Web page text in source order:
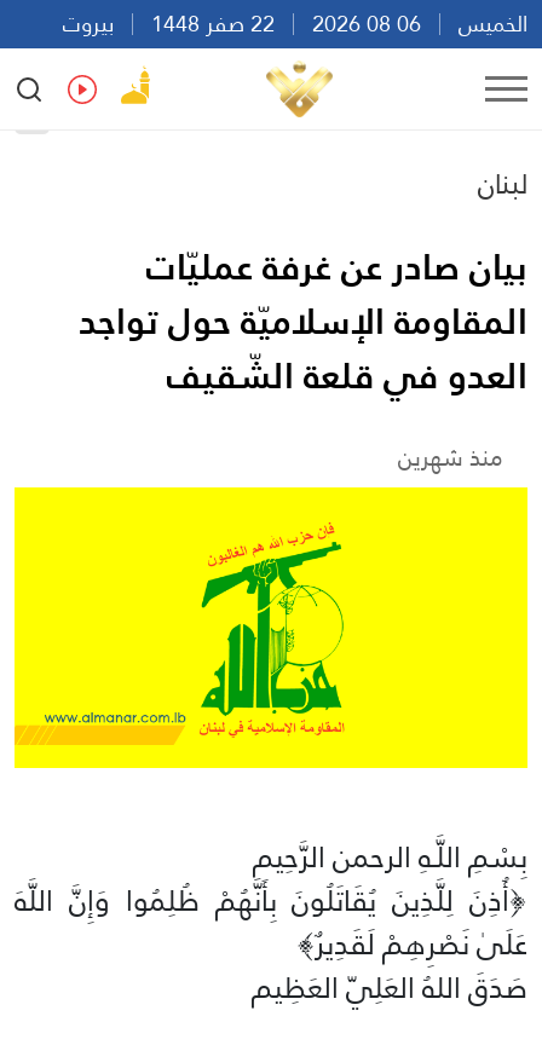
الخميس
بيروت
18:15
Ar
لبنان
بيان صادر عن غرفة عمليّات
المقاومة الإسلاميّة حول تواجد
العدو في قلعة الشّقيف
منذ شهرين
بِسْمِ اللَّـهِ الرحمن الرَّحِيم
‏﴿أُذِنَ لِلَّذِينَ يُقَاتَلُونَ بِأَنَّهُمْ ظُلِمُوا وَإِنَّ اللَّهَ
عَلَىٰ نَصْرِهِمْ لَقَدِيرٌ﴾‏
صَدَقَ اللهُ العَلِيّ العَظِيم